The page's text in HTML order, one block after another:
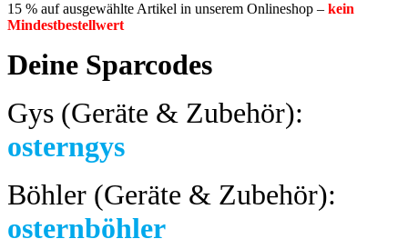
15 % auf ausgewählte Artikel in unserem Onlineshop – kein
Mindestbestellwert
Deine Sparcodes
Gys (Geräte & Zubehör):
osterngys
Böhler (Geräte & Zubehör):
osternböhler